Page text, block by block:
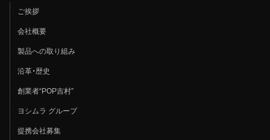
ご挨拶
会社概要
製品への取り組み
沿革・歴史
創業者“POP吉村”
ヨシムラ グループ
提携会社募集